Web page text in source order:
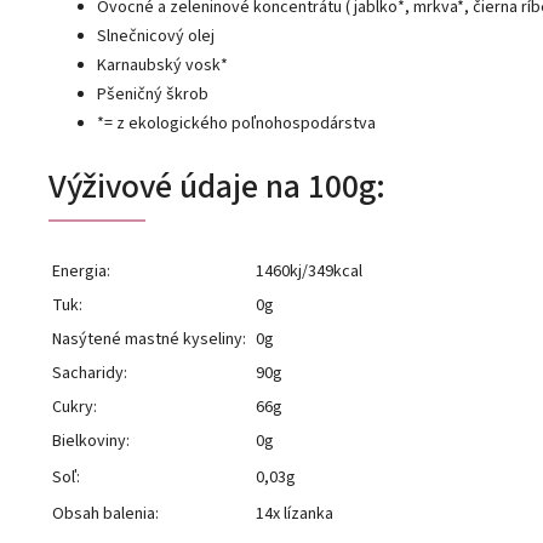
Ovocné a zeleninové koncentrátu ( jablko*, mrkva*, čierna
Slnečnicový olej
Karnaubský vosk*
Pšeničný škrob
*= z ekologického poľnohospodárstva
Výživové údaje na 100g:
Energia:
1460kj/349kcal
Tuk:
0g
Nasýtené mastné kyseliny: 0g
Sacharidy:
90g
Cukry:
66g
Bielkoviny:
0g
Soľ:
0,03g
Obsah balenia:
14x lízanka